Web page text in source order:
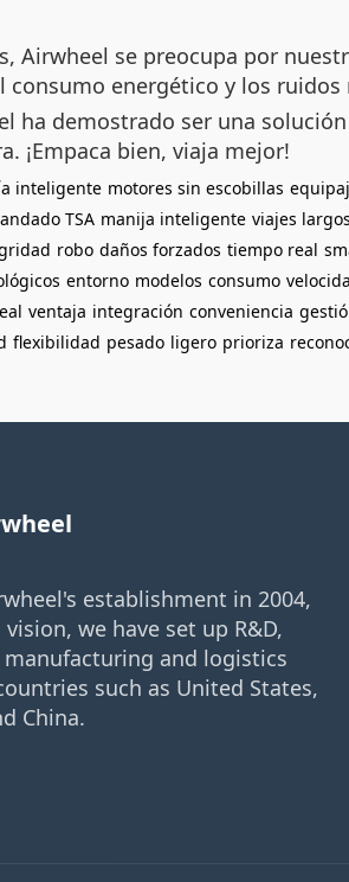
Airwheel se preocupa por
consumo energético y los
ha demostrado ser una
¡Empaca bien, viaja mejor!
inteligente motores sin escobillas
TSA manija inteligente viajes largos
robo daños forzados tiempo real
entorno modelos consumo
ventaja integración conveniencia
flexibilidad pesado ligero prioriza
establishment in 2004,
we have set up R&D,
and logistics
such as United States,
China.